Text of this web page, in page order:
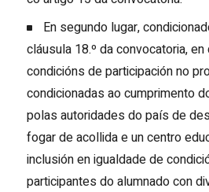
En segundo lugar,
cláusula 18.º da convocatoria,
condicións de participación no
condicionadas ao cumprimento
polas autoridades do país de
fogar de acollida e un centro
inclusión en igualdade de
participantes do alumnado con